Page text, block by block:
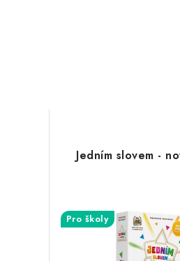
Jedním slovem -
Pro školy